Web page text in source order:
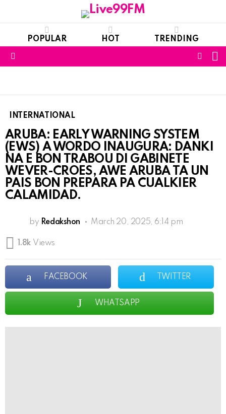
POPULAR HOT TRENDING
INTERNATIONAL
ARUBA: EARLY WARNING SYSTEM
(EWS) A WORDO INAUGURA: DANKI
NA E BON TRABOU DI GABINETE
WEVER-CROES, AWE ARUBA TA UN
PAIS BON PREPARA PA CUALKIER
CALAMIDAD.
by Redakshon March 20, 2025, 6:14 pm
1.8k Views
FACEBOOK TWITTER
WHATSAPP